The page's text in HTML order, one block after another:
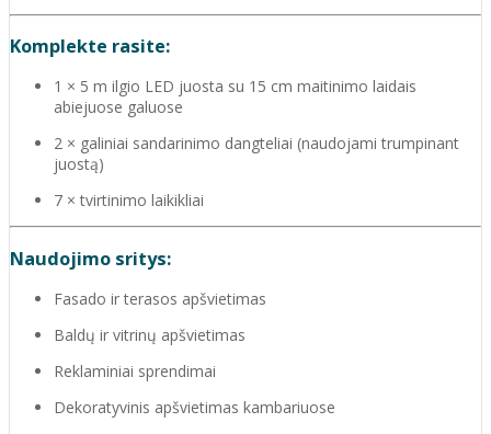
Komplekte rasite:
1 × 5 m ilgio LED juosta su 15 cm maitinimo laidais
abiejuose galuose
2 × galiniai sandarinimo dangteliai (naudojami trumpinant
juostą)
7 × tvirtinimo laikikliai
Naudojimo sritys:
Fasado ir terasos apšvietimas
Baldų ir vitrinų apšvietimas
Reklaminiai sprendimai
Dekoratyvinis apšvietimas kambariuose